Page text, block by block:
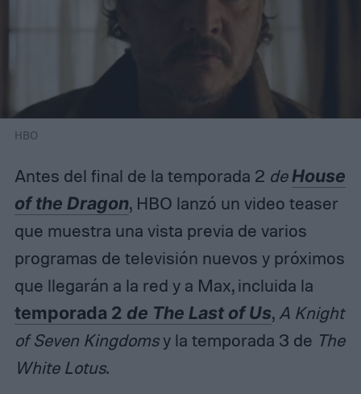
HBO
Antes del final de la temporada 2 deHouse
of the Dragon, HBO lanzó un video teaser
que muestra una vista previa de varios
programas de televisión nuevos y próximos
que llegarán a la red y a Max, incluida la
temporada 2 de The Last of Us, A Knight
of Seven Kingdomsy la temporada 3 de The
White Lotus.